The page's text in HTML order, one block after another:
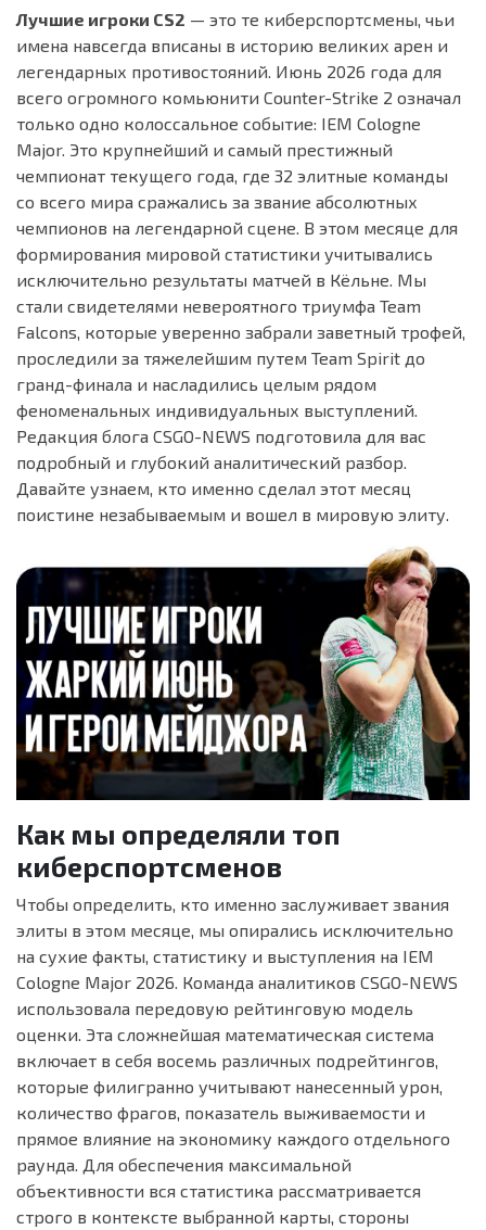
Лучшие игроки CS2 — это те киберспортсмены, чьи
имена навсегда вписаны в историю великих арен и
легендарных противостояний. Июнь 2026 года для
всего огромного комьюнити Counter-Strike 2 означал
только одно колоссальное событие: IEM Cologne
Major. Это крупнейший и самый престижный
чемпионат текущего года, где 32 элитные команды
со всего мира сражались за звание абсолютных
чемпионов на легендарной сцене. В этом месяце для
формирования мировой статистики учитывались
исключительно результаты матчей в Кёльне. Мы
стали свидетелями невероятного триумфа Team
Falcons, которые уверенно забрали заветный трофей,
проследили за тяжелейшим путем Team Spirit до
гранд-финала и насладились целым рядом
феноменальных индивидуальных выступлений.
Редакция блога CSGO-NEWS подготовила для вас
подробный и глубокий аналитический разбор.
Давайте узнаем, кто именно сделал этот месяц
поистине незабываемым и вошел в мировую элиту.
Как мы определяли топ
киберспортсменов
Чтобы определить, кто именно заслуживает звания
элиты в этом месяце, мы опирались исключительно
на сухие факты, статистику и выступления на IEM
Cologne Major 2026. Команда аналитиков CSGO-NEWS
использовала передовую рейтинговую модель
оценки. Эта сложнейшая математическая система
включает в себя восемь различных подрейтингов,
которые филигранно учитывают нанесенный урон,
количество фрагов, показатель выживаемости и
прямое влияние на экономику каждого отдельного
раунда. Для обеспечения максимальной
объективности вся статистика рассматривается
строго в контексте выбранной карты, стороны